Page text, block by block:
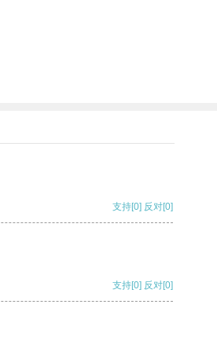
支持[0] 反对[0]
支持[0] 反对[0]